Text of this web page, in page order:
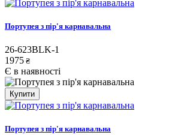
Портупея з пір'я карнавальна
26-623BLK-1
1975 ₴
Є в наявності
Купити
Портупея з пір'я карнавальна